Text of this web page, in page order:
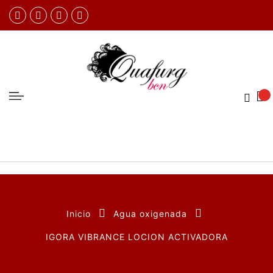
Inicio Agua oxigenada
IGORA VIBRANCE LOCION ACTIVADORA